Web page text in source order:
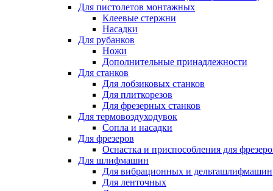
Для пистолетов монтажных
Клеевые стержни
Насадки
Для рубанков
Ножи
Дополнительные принадлежности
Для станков
Для лобзиковых станков
Для плиткорезов
Для фрезерных станков
Для термовоздуходувок
Сопла и насадки
Для фрезеров
Оснастка и приспособления для
Для шлифмашин
Для вибрационных и дельташлифмашин
Для ленточных